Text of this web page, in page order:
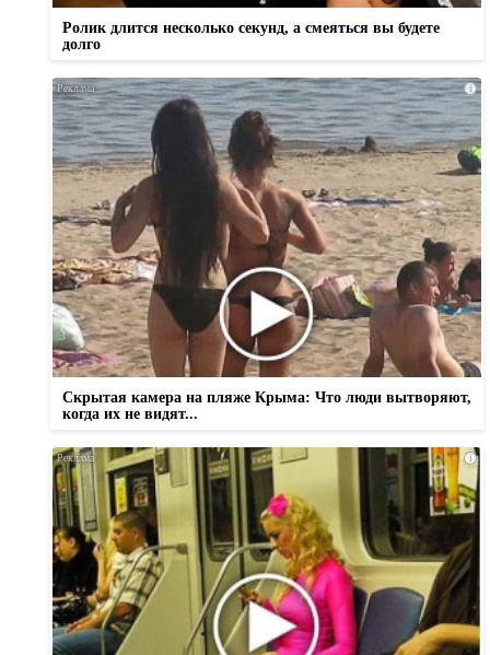
Ролик длится несколько секунд, а смеяться вы будете
долго
i
Скрытая камера на пляже Крыма: Что люди вытворяют,
когда их не видят...
i